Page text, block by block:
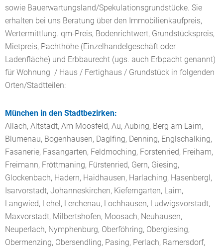
sowie Bauerwartungsland/Spekulationsgrundstücke. Sie
erhalten bei uns Beratung über den Immobilienkaufpreis,
Wertermittlung. qm-Preis, Bodenrichtwert, Grundstückspreis,
Mietpreis, Pachthöhe (Einzelhandelgeschäft oder
Ladenfläche) und Erbbaurecht (ugs. auch Erbpacht genannt)
für Wohnung / Haus / Fertighaus / Grundstück in folgenden
Orten/Stadtteilen:
München in den Stadtbezirken:
Allach, Altstadt, Am Moosfeld, Au, Aubing, Berg am Laim,
Blumenau, Bogenhausen, Daglfing, Denning, Englschalking,
Fasanerie, Fasangarten, Feldmoching, Forstenried, Freiham,
Freimann, Fröttmaning, Fürstenried, Gern, Giesing,
Glockenbach, Hadern, Haidhausen, Harlaching, Hasenbergl,
Isarvorstadt, Johanneskirchen, Kieferngarten, Laim,
Langwied, Lehel, Lerchenau, Lochhausen, Ludwigsvorstadt,
Maxvorstadt, Milbertshofen, Moosach, Neuhausen,
Neuperlach, Nymphenburg, Oberföhring, Obergiesing,
Obermenzing, Obersendling, Pasing, Perlach, Ramersdorf,